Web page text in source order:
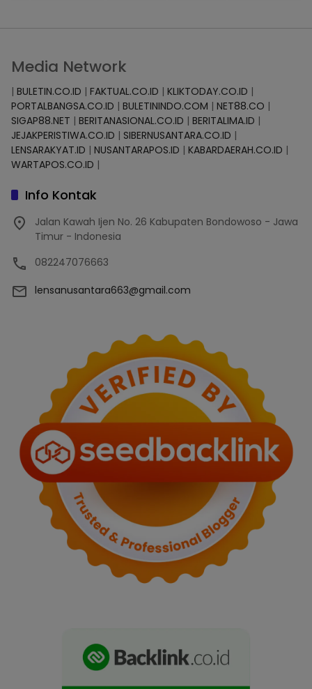
Media Network
| BULETIN.CO.ID | FAKTUAL.CO.ID | KLIKTODAY.CO.ID |
PORTALBANGSA.CO.ID | BULETININDO.COM | NET88.CO |
SIGAP88.NET | BERITANASIONAL.CO.ID | BERITALIMA.ID |
JEJAKPERISTIWA.CO.ID | SIBERNUSANTARA.CO.ID |
LENSARAKYAT.ID | NUSANTARAPOS.ID | KABARDAERAH.CO.ID |
WARTAPOS.CO.ID |
Info Kontak
Jalan Kawah Ijen No. 26 Kabupaten Bondowoso - Jawa
Timur - Indonesia
082247076663
lensanusantara663@gmail.com